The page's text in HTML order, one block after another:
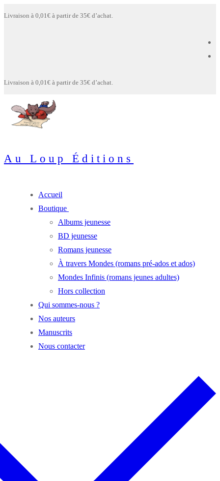
Livraison à 0,01€ à partir de 35€ d’achat.
Livraison à 0,01€ à partir de 35€ d’achat.
Au Loup Éditions
Accueil
Boutique
Albums jeunesse
BD jeunesse
Romans jeunesse
À travers Mondes (romans pré-ados et ados)
Mondes Infinis (romans jeunes adultes)
Hors collection
Qui sommes-nous ?
Nos auteurs
Manuscrits
Nous contacter